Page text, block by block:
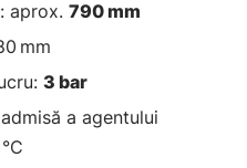
aprox. 790 mm
mm
3 bar
a agentului